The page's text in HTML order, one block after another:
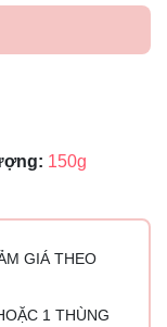
150g
GIÁ THEO
1 THÙNG